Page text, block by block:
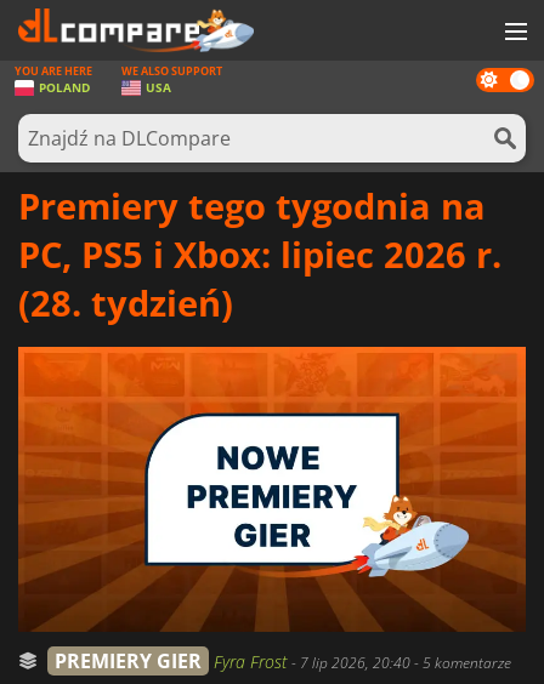
GRY
KARTY DO GIER
OPROGRAMOWANIE
SPRZĘT KOMPUTEROWY
AKTUALNOŚCI
ZALOGUJ SIĘ LUB ZAREJESTRUJ
Dark
mode
YOU ARE HERE
POLAND
WE ALSO SUPPORT
USA
Premiery tego tygodnia na
PC, PS5 i Xbox: lipiec 2026 r.
(28. tydzień)
PREMIERY GIER Fyra Frost- 7 lip 2026, 20:40- 5 komentarze